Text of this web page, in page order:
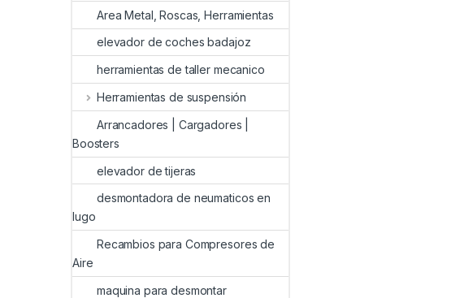
Area Metal, Roscas, Herramientas
elevador de coches badajoz
herramientas de taller mecanico
Herramientas de suspensión
Arrancadores | Cargadores |
Boosters
elevador de tijeras
desmontadora de neumaticos en
lugo
Recambios para Compresores de
Aire
maquina para desmontar